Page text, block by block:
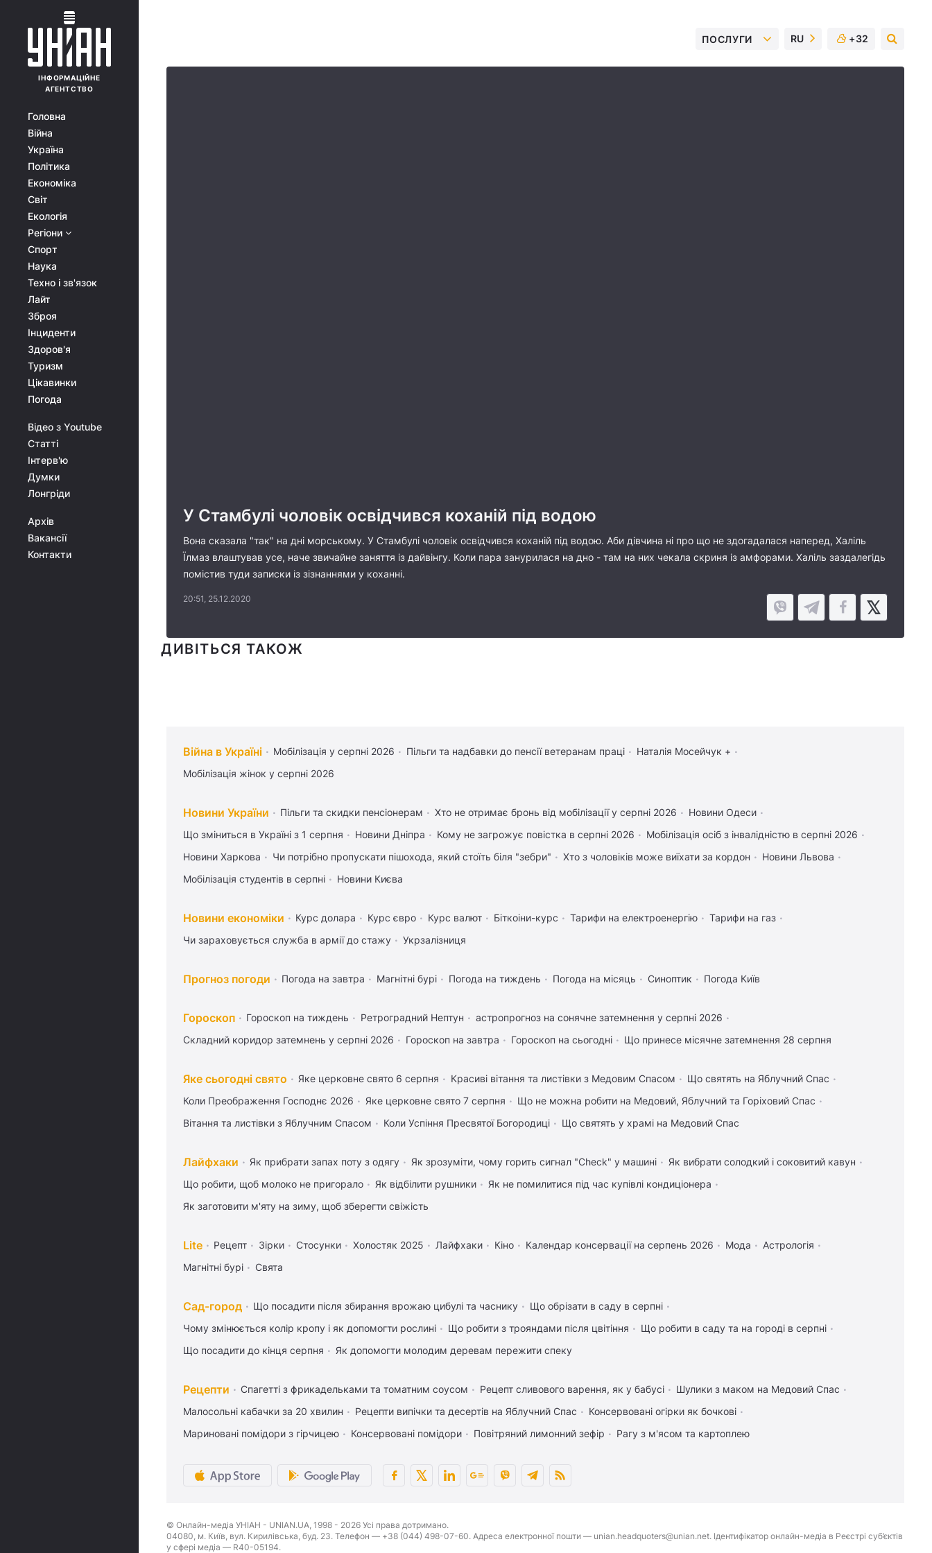
ІНФОРМАЦІЙНЕ
АГЕНТСТВО
Головна
Війна
Україна
Політика
Економіка
Світ
Екологія
Регіони
Спорт
Наука
Техно і зв'язок
Лайт
Зброя
Інциденти
Здоров'я
Туризм
Цікавинки
Погода
Відео з Youtube
Статті
Інтерв'ю
Думки
Лонгріди
Архів
Вакансії
Контакти
ПОСЛУГИ RU +32
У Стамбулі чоловік освідчився коханій під водою
Вона сказала "так" на дні морському. У Стамбулі чоловік освідчився коханій під водою. Аби дівчина ні про що не здогадалася наперед, Халіль
Їлмаз влаштував усе, наче звичайне заняття із дайвінгу. Коли пара занурилася на дно - там на них чекала скриня із амфорами. Халіль заздалегідь
помістив туди записки із зізнаннями у коханні.
20:51, 25.12.2020
ДИВІТЬСЯ ТАКОЖ
Війна в Україні Мобілізація у серпні 2026 Пільги та надбавки до пенсії ветеранам праці
Наталія Мосейчук +
Мобілізація жінок у серпні 2026
Новини України Пільги та скидки пенсіонерам Хто не отримає бронь від мобілізації у серпні 2026
Новини Одеси
Що зміниться в Україні з 1 серпня
Новини Дніпра Кому не загрожує повістка в серпні 2026
Мобілізація осіб з інвалідністю в серпні 2026
Новини Харкова
Чи потрібно пропускати пішохода, який стоїть біля "зебри" Хто з чоловіків може виїхати за кордон
Новини Львова
Мобілізація студентів в серпні
Новини Києва
Новини економіки Курс долара Курс євро Курс валют Біткоіни-курс Тарифи на електроенергію
Тарифи на газ
Чи зараховується служба в армії до стажу
Укрзалізниця
Прогноз погоди Погода на завтра Магнітні бурі Погода на тиждень Погода на місяць Синоптик Погода Київ
Гороскоп Гороскоп на тиждень Ретроградний Нептун
астропрогноз на сонячне затемнення у серпні 2026
Складний коридор затемнень у серпні 2026
Гороскоп на завтра Гороскоп на сьогодні Що принесе місячне затемнення 28 серпня
Яке сьогодні свято Яке церковне свято 6 серпня Красиві вітання та листівки з Медовим Спасом
Що святять на Яблучний Спас
Коли Преображення Господнє 2026
Яке церковне свято 7 серпня
Що не можна робити на Медовий, Яблучний та Горіховий Спас
Вітання та листівки з Яблучним Спасом
Коли Успіння Пресвятої Богородиці Що святять у храмі на Медовий Спас
Лайфхаки Як прибрати запах поту з одягу Як зрозуміти, чому горить сигнал "Check" у машині
Як вибрати солодкий і соковитий кавун
Що робити, щоб молоко не пригорало
Як відбілити рушники
Як не помилитися під час купівлі кондиціонера
Як заготовити м'яту на зиму, щоб зберегти свіжість
Lite Рецепт Зірки Стосунки Холостяк 2025 Лайфхаки Кіно Календар консервації на серпень 2026 Мода
Астрологія
Магнітні бурі
Свята
Сад-город Що посадити після збирання врожаю цибулі та часнику
Що обрізати в саду в серпні
Чому змінюється колір кропу і як допомогти рослині
Що робити з трояндами після цвітіння
Що робити в саду та на городі в серпні
Що посадити до кінця серпня
Як допомогти молодим деревам пережити спеку
Рецепти Спагетті з фрикадельками та томатним соусом Рецепт сливового варення, як у бабусі
Шулики з маком на Медовий Спас
Малосольні кабачки за 20 хвилин
Рецепти випічки та десертів на Яблучний Спас
Консервовані огірки як бочкові
Мариновані помідори з гірчицею
Консервовані помідори Повітряний лимонний зефір Рагу з м'ясом та картоплею
© Онлайн-медіа УНІАН - UNIAN.UA, 1998 - 2026 Усі права дотримано.
04080, м. Київ, вул. Кирилівська, буд. 23. Телефон — +38 (044) 498-07-60. Адреса електронної пошти — unian.headquoters@unian.net. Ідентифікатор онлайн-медіа в Реєстрі суб’єктів
у сфері медіа — R40-05194.